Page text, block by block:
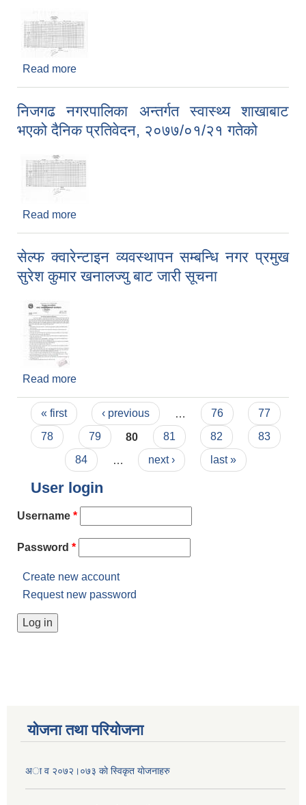
Read more
निजगढ नगरपालिका अन्तर्गत स्वास्थ्य शाखाबाट
भएको दैनिक प्रतिवेदन, २०७७/०१/२१ गतेको
Read more
सेल्फ क्वारेन्टाइन व्यवस्थापन सम्बन्धि नगर प्रमुख
सुरेश कुमार खनालज्यु बाट जारी सूचना
Read more
Pages
« first ‹ previous 76
77
78
79 80 81 82
83
84
next › last »
User login
Username *
Password *
Create new account
Request new password
योजना तथा परियोजना
अा व २०७२।०७३ काे स्विकृत याेजनाहरु